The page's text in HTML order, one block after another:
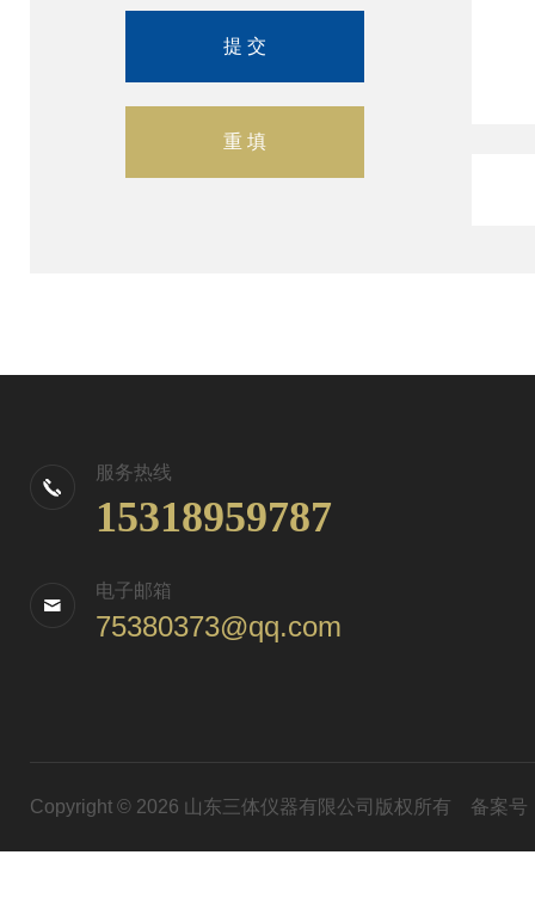
服务热线
15318959787
电子邮箱
75380373@qq.com
Copyright © 2026 山东三体仪器有限公司版权所有 备案号